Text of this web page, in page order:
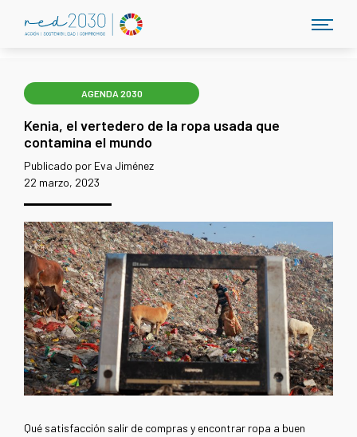
AGENDA 2030
Kenia, el vertedero de la ropa usada que
contamina el mundo
Publicado por Eva Jiménez
22 marzo, 2023
Qué satisfacción salir de compras y encontrar ropa a buen